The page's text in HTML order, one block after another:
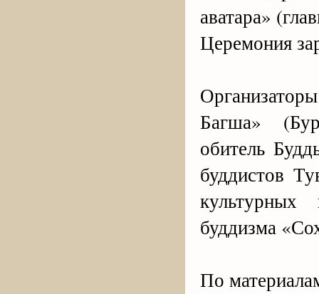
аватара»
Церемония
Багша»
обитель
буддистов
культурных
буддизма
По